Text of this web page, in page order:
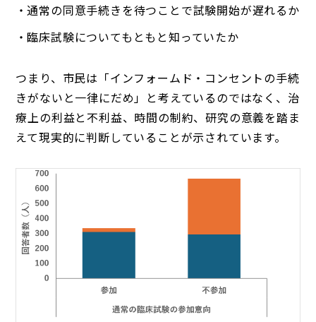
通常の同意手続きを待つことで試験開始が遅れるか
臨床試験についてもともと知っていたか
つまり、市民は「インフォームド・コンセントの手続
きがないと一律にだめ」と考えているのではなく、治
療上の利益と不利益、時間の制約、研究の意義を踏ま
えて現実的に判断していることが示されています。